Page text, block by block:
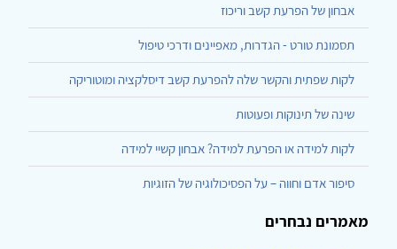
אבחון של הפרעת קשב וריכוז
תסמונת טורט - הגדרות, מאפיינים ודרכי טיפול
לקות שפתית והקשר שלה להפרעת קשב דיסלקציה ומוטוריקה
שינה של תינוקות ופעוטות
לקות למידה או הפרעת למידה? אבחון קשיי למידה
סיפור אדם וחווה – על הפסיכולוגיה של הזוגיות
מאמרים נבחרים